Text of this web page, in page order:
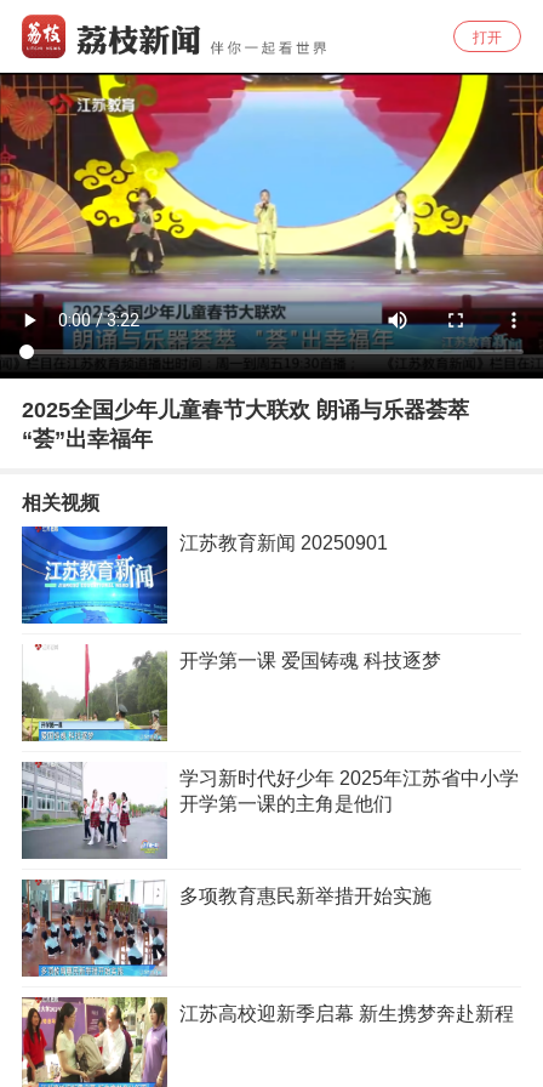
打开
2025全国少年儿童春节大联欢 朗诵与乐器荟萃
“荟”出幸福年
相关视频
江苏教育新闻 20250901
开学第一课 爱国铸魂 科技逐梦
学习新时代好少年 2025年江苏省中小学
开学第一课的主角是他们
多项教育惠民新举措开始实施
江苏高校迎新季启幕 新生携梦奔赴新程